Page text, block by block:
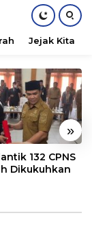
Jejak Kita
»
132 CPNS
Dikukuhkan